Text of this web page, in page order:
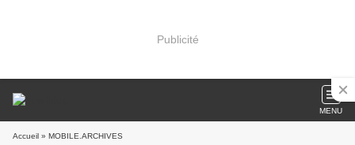
Publicité
MENU
Accueil » MOBILE.ARCHIVES